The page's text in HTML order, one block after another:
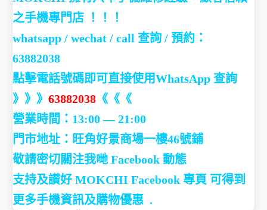
之手機專門店 ！！！
whatsapp / wechat / call 查詢 / 預約：
63882038
點擊電話號碼即可直接使用WhatsApp 查詢
》》》 63882038 《《《
營業時間：13:00 — 21:00
門市地址： 旺角好景商場一樓46號鋪
敬請密切關注我哋 Facebook 動態
支持及讃好 MOKCHI Facebook 專頁 可得到
更多手機資訊及購物優惠 .